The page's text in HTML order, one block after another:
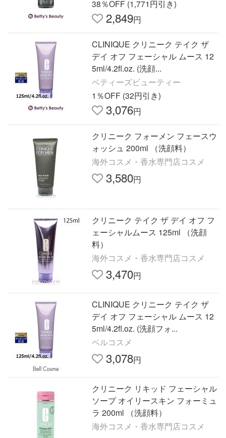
38％OFF (1,771円引き)
2,849円
CLINIQUE クリニーク テイク ザ
デイ オフ フェーシャル ムース 12
5ml/4.2fl.oz. (洗顔...
ベティーズビューティー
1％OFF (32円引き)
3,076円
クリニーク フォーメン フェースウ
ォッシュ 200ml （洗顔料）
海外コスメ・香水専門店コスメ
3,580円
クリニーク テイク ザ デイ オフ フ
ェーシャルムース 125ml （洗顔
料）
海外コスメ・香水専門店コスメ
3,470円
CLINIQUE クリニーク テイク ザ
デイ オフ フェーシャル ムース 12
5ml/4.2fl.oz. (洗顔フォ...
ベルコスメ
3,078円
クリニーク リキッド フェーシャル
ソープ オイリースキン フォーミュ
ラ 200ml （洗顔料）
海外コスメ・香水専門店コスメ